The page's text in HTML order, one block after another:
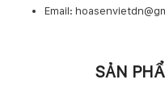
Email:
SẢN